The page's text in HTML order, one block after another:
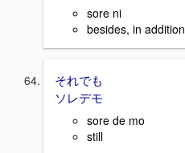
sore ni
besides, in addition
それでも
ソレデモ
sore de mo
still